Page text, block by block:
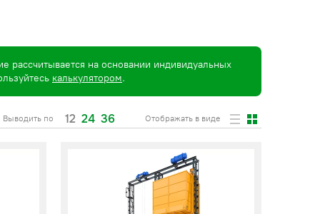
рассчитывается на основании индивидуальных
калькулятором.
Выводить по 12 24 36 Отображать в виде